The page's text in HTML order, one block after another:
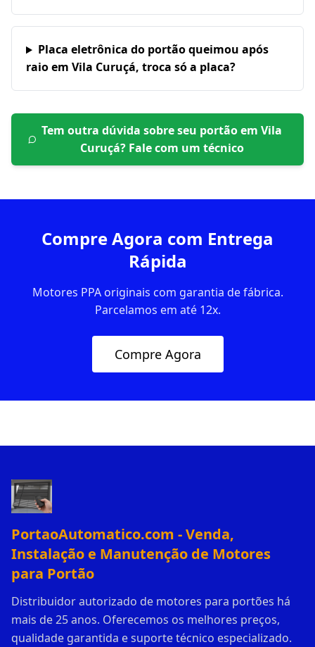
Placa eletrônica do portão queimou após
raio em Vila Curuçá, troca só a placa?
Tem outra dúvida sobre seu portão emVila
Curuçá? Fale com um técnico
Compre Agora com Entrega
Rápida
Motores PPA originais com garantia de fábrica.
Parcelamos em até 12x.
Compre Agora
PortaoAutomatico.com - Venda,
Instalação e Manutenção de Motores
para Portão
Distribuidor autorizado de motores para portões há
mais de 25 anos. Oferecemos os melhores preços,
qualidade garantida e suporte técnico especializado.